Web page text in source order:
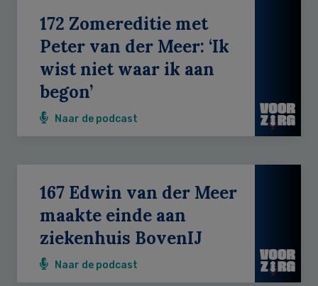
172 Zomereditie met
Peter van der Meer: ‘Ik
wist niet waar ik aan
begon’
Naar de podcast
167 Edwin van der Meer
maakte einde aan
ziekenhuis BovenIJ
Naar de podcast